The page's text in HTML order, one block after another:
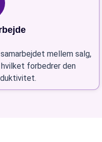
mellem salg,
forbedrer den